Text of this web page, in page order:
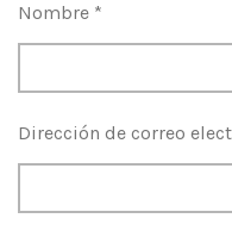
t
i
t
i
i
i
Nombre *
Dirección de correo